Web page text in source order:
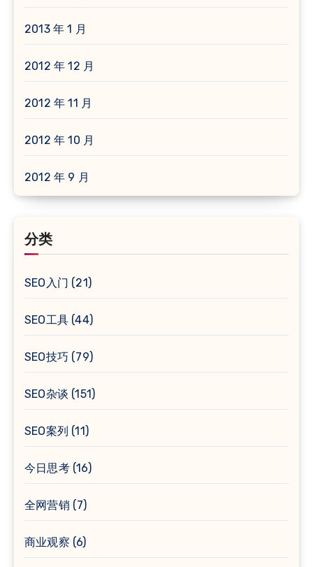
2013 年 1 月
2012 年 12 月
2012 年 11 月
2012 年 10 月
2012 年 9 月
分类
SEO入门 (21)
SEO工具 (44)
SEO技巧 (79)
SEO杂谈 (151)
SEO案列 (11)
今日思考(16)
全网营销 (7)
商业观察 (6)